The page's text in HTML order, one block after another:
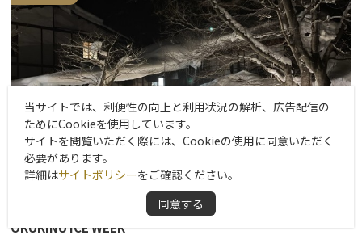
OKUKINU ICE WEEK
当サイトでは、利便性の向上と利用状況の解析、広告配信の
ためにCookieを使用しています。
サイトを閲覧いただく際には、Cookieの使用に同意いただく
必要があります。
詳細はサイトポリシーをご確認ください。
同意する